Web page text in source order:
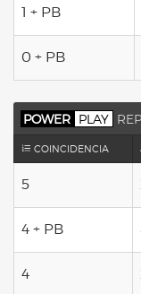
1 + PB
0 + PB
POWER PLAY
COINCIDENCIA
5
4 + PB
4